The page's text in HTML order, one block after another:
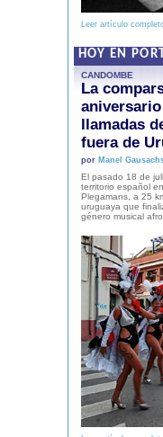
Leer artículo
HOY EN
CANDOMBE
La
llamadas
fuera de
por Manel
El pasado 18 de
territorio español
Plegamans, a 25
uruguaya que
género musical